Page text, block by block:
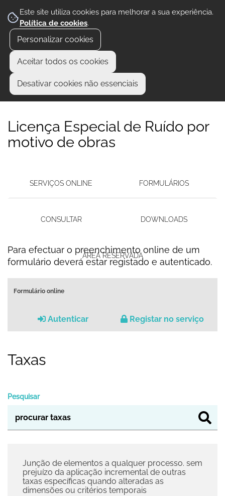
Este site utiliza cookies para melhorar a sua experiência.
Política de cookies.
Personalizar cookies
Aceitar todos os cookies
Desativar cookies não essenciais
Licença Especial de Ruído por
motivo de obras
SERVIÇOS ONLINE FORMULÁRIOS
CONSULTAR DOWNLOADS
ÁREA RESERVADA
Para efectuar o preenchimento online de um
formulário deverá estar registado e autenticado.
Formulário online
Autenticar Registar no serviço
Taxas
Pesquisar
Junção de elementos a qualquer processo. sem
prejuízo da aplicação incremental de outras
taxas específicas quando alteradas as
dimensões ou critérios temporais